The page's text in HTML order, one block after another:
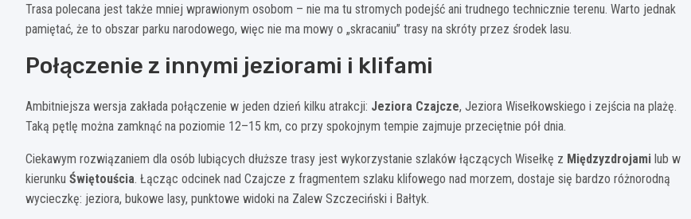
Trasa polecana jest także mniej wprawionym osobom – nie ma tu stromych podejść ani trudnego technicznie terenu. Warto jednak
pamiętać, że to obszar parku narodowego, więc nie ma mowy o „skracaniu” trasy na skróty przez środek lasu.
Połączenie z innymi jeziorami i klifami
Ambitniejsza wersja zakłada połączenie w jeden dzień kilku atrakcji: Jeziora Czajcze, Jeziora Wisełkowskiego i zejścia na plażę.
Taką pętlę można zamknąć na poziomie 12–15 km, co przy spokojnym tempie zajmuje przeciętnie pół dnia.
Ciekawym rozwiązaniem dla osób lubiących dłuższe trasy jest wykorzystanie szlaków łączących Wisełkę z Międzyzdrojami lub w
kierunku Świętouścia. Łącząc odcinek nad Czajcze z fragmentem szlaku klifowego nad morzem, dostaje się bardzo różnorodną
wycieczkę: jeziora, bukowe lasy, punktowe widoki na Zalew Szczeciński i Bałtyk.